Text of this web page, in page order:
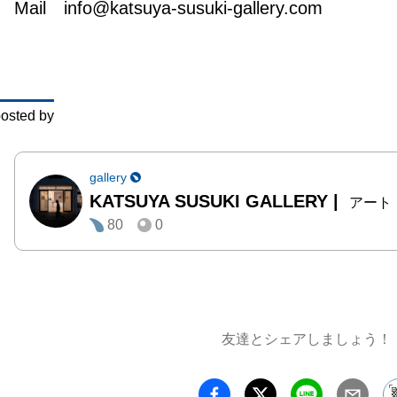
深く、
た。
今回の
織り
的なメ
Mail　info@katsuya-susuki-gallery.com
by
gallery
KATSUYA SUSUKI GALLERY |
アート
80
0
友達とシェアしましょう！